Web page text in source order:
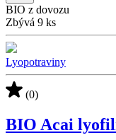
BIO z dovozu
Zbývá 9 ks
Lyopotraviny
(0)
BIO Acai